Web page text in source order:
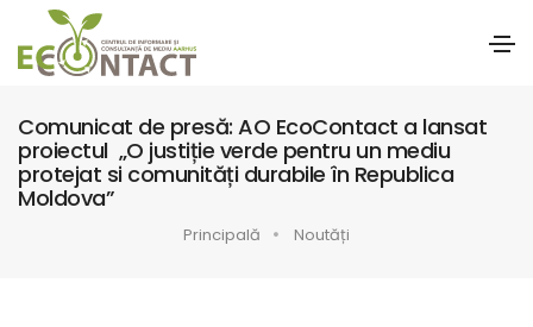
Comunicat de presă: AO EcoContact a lansat
proiectul „O justiție verde pentru un mediu
protejat si comunități durabile în Republica
Moldova”
Principală Noutăți